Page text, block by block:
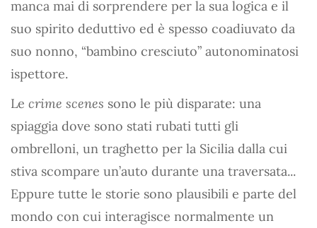
manca mai di sorprendere per la sua logica e il
suo spirito deduttivo ed è spesso coadiuvato da
suo nonno, “bambino cresciuto” autonominatosi
ispettore.
Le crime scenes sono le più disparate: una
spiaggia dove sono stati rubati tutti gli
ombrelloni, un traghetto per la Sicilia dalla cui
stiva scompare un’auto durante una traversata...
Eppure tutte le storie sono plausibili e parte del
mondo con cui interagisce normalmente un